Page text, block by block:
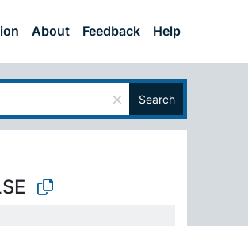
About Feedback Help
× Search